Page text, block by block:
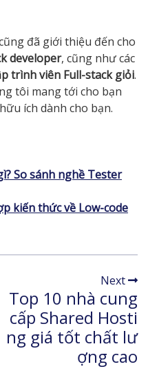
đã giới thiệu đến cho
developer, cũng như các
trình viên Full-stack giỏi.
tôi mang tới cho bạn
ích dành cho bạn.
So sánh nghề Tester
kiến thức về Low-code
Next
Top 10 nhà cung
cấp Shared Hosti
ng giá tốt chất lư
ợng cao